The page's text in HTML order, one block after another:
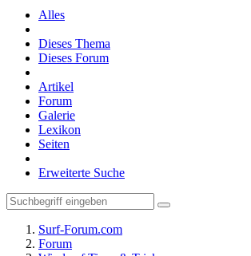
Alles
Dieses Thema
Dieses Forum
Artikel
Forum
Galerie
Lexikon
Seiten
Erweiterte Suche
Surf-Forum.com
Forum